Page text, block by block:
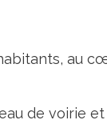
au
de voirie